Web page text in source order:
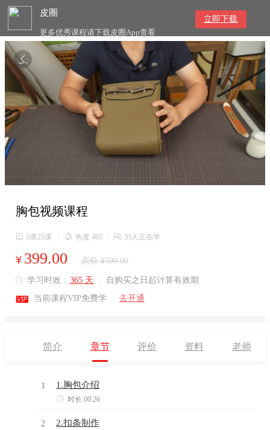
皮圈
更多优秀课程请下载皮圈App查看
立即下载

胸包视频课程
 0章25课  热度 405  33人正在学
¥ 399.00 原价 ¥599.00
 学习时效 : 365 天 自购买之日起计算有效期
 当前课程VIP免费学 去开通
简介 章节 评价 资料 老师
1 1.胸包介绍
 时长 00:26
2 2.扣条制作